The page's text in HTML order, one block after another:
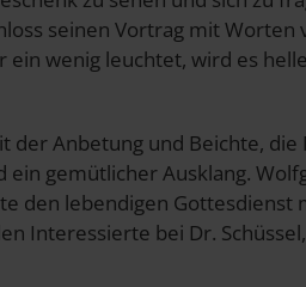
seinen Vortrag mit Worten
ein wenig leuchtet, wird es
der Anbetung und Beichte, die
gemütlicher Ausklang.
den lebendigen Gottesdienst
Interessierte bei Dr.